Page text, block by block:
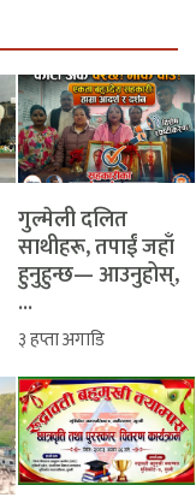
​गुल्मेली दलित
साथीहरू, तपाईं जहाँ
हुनुहुन्छ— आउनुहोस्,
...
३ हप्ता अगाडि